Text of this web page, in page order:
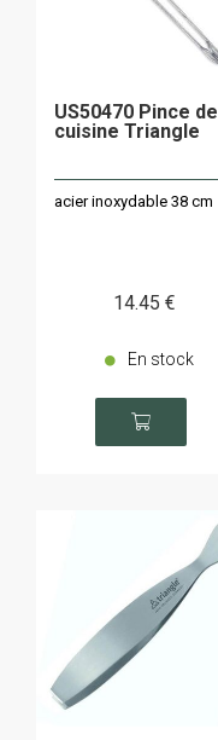
US50470 Pince de
cuisine Triangle
acier inoxydable 38 cm
14.45 €
En stock